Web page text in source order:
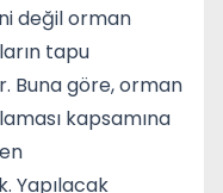
değil orman
tapu
Buna göre, orman
kapsamına
Yapılacak